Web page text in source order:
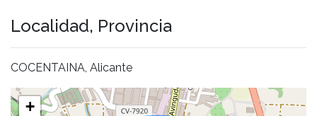
Localidad, Provincia
COCENTAINA, Alicante
+